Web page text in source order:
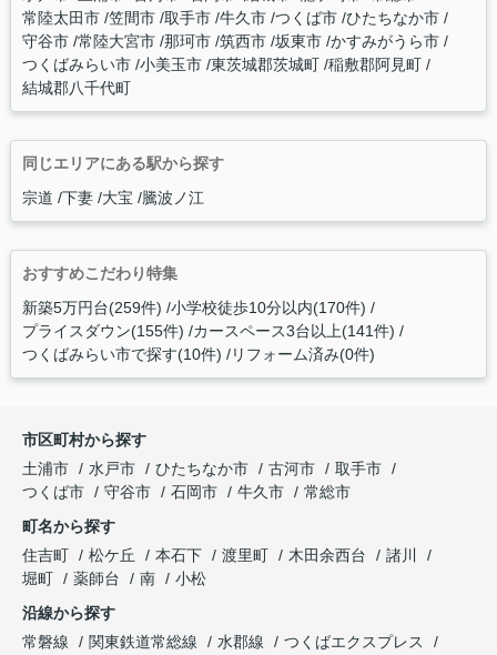
常陸太田市 笠間市 取手市 牛久市 つくば市 ひたちなか市
守谷市 常陸大宮市 那珂市 筑西市 坂東市 かすみがうら市
つくばみらい市 小美玉市 東茨城郡茨城町 稲敷郡阿見町
結城郡八千代町
同じエリアにある駅から探す
宗道 下妻 大宝 騰波ノ江
おすすめこだわり特集
新築5万円台(259件) 小学校徒歩10分以内(170件)
プライスダウン(155件) カースペース3台以上(141件)
つくばみらい市で探す(10件) リフォーム済み(0件)
市区町村から探す
土浦市
水戸市 ひたちなか市 古河市
取手市
つくば市
守谷市 石岡市 牛久市
常総市
町名から探す
住吉町
松ケ丘 本石下 渡里町 木田余西台
諸川
堀町
薬師台 南
小松
沿線から探す
常磐線
関東鉄道常総線 水郡線
つくばエクスプレス